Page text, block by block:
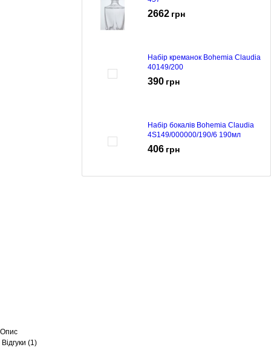
2662 грн
Набір креманок Bohemia Claudia
40149/200
390 грн
Набір бокалів Bohemia Claudia
4S149/000000/190/6 190мл
406 грн
Опис
Відгуки (1)